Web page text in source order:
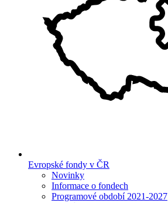
Evropské fondy v ČR
Novinky
Informace o fondech
Programové období 2021-2027